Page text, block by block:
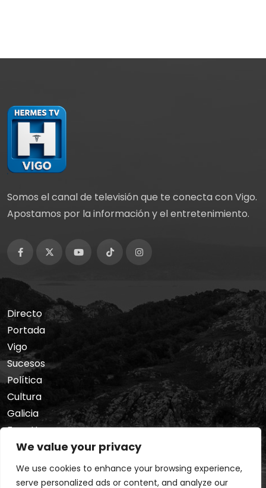
We value your privacy
We use cookies to enhance your browsing experience,
serve personalized ads or content, and analyze our
Somos el canal de televisión que te conecta con Vigo.
Apostamos por la información y el entretenimiento.
Directo
Portada
Vigo
Sucesos
Política
Cultura
Galicia
Foro Hermes
Nosotros
Privacidad